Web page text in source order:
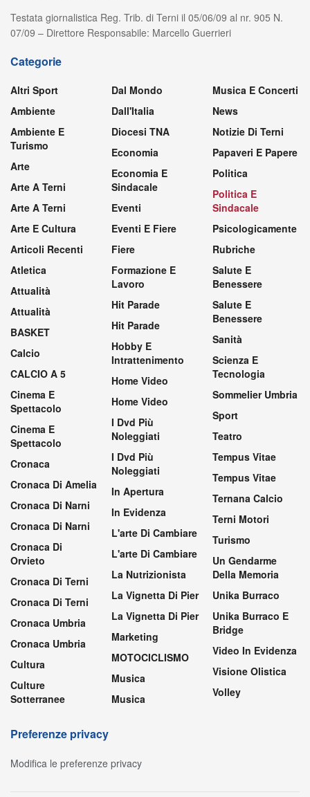
Testata giornalistica Reg. Trib. di Terni il 05/06/09 al nr. 905 N.
07/09 – Direttore Responsabile: Marcello Guerrieri
Categorie
Altri Sport
Ambiente
Ambiente E
Turismo
Arte
Arte A Terni
Arte A Terni
Arte E Cultura
Articoli Recenti
Atletica
Attualità
Attualità
BASKET
Calcio
CALCIO A 5
Cinema E
Spettacolo
Cinema E
Spettacolo
Cronaca
Cronaca Di Amelia
Cronaca Di Narni
Cronaca Di Narni
Cronaca Di
Orvieto
Cronaca Di Terni
Cronaca Di Terni
Cronaca Umbria
Cronaca Umbria
Cultura
Culture
Sotterranee
Dal Mondo
Dall'Italia
Diocesi TNA
Economia
Economia E
Sindacale
Eventi
Eventi E Fiere
Fiere
Formazione E
Lavoro
Hit Parade
Hit Parade
Hobby E
Intrattenimento
Home Video
Home Video
I Dvd Più
Noleggiati
I Dvd Più
Noleggiati
In Apertura
In Evidenza
L'arte Di Cambiare
L'arte Di Cambiare
La Nutrizionista
La Vignetta Di Pier
La Vignetta Di Pier
Marketing
MOTOCICLISMO
Musica
Musica
Musica E Concerti
News
Notizie Di Terni
Papaveri E Papere
Politica
Politica E
Sindacale
Psicologicamente
Rubriche
Salute E
Benessere
Salute E
Benessere
Sanità
Scienza E
Tecnologia
Sommelier Umbria
Sport
Teatro
Tempus Vitae
Tempus Vitae
Ternana Calcio
Terni Motori
Turismo
Un Gendarme
Della Memoria
Unika Burraco
Unika Burraco E
Bridge
Video In Evidenza
Visione Olistica
Volley
Preferenze privacy
Modifica le preferenze privacy